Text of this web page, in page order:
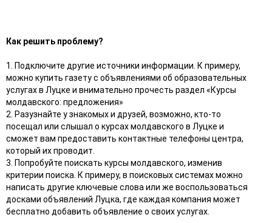
Как решить проблему?
1. Подключите другие источники информации. К примеру,
можно купить газету с объявлениями об образовательных
услугах в Луцке и внимательно прочесть раздел «Курсы
молдавского: предложения»
2. Разузнайте у знакомых и друзей, возможно, кто-то
посещал или слышал о курсах молдавского в Луцке и
сможет вам предоставить контактные телефоны центра,
который их проводит.
3. Попробуйте поискать курсы молдавского, изменив
критерии поиска. К примеру, в поисковых системах можно
написать другие ключевые слова или же воспользоваться
досками объявлений Луцка, где каждая компания может
бесплатно добавить объявление о своих услугах.